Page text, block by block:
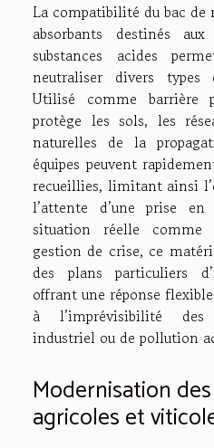
La compatibilité du bac de
absorbants destinés
substances acides
neutraliser divers types
Utilisé comme barrière
protège les sols, les
naturelles de la
équipes peuvent
recueillies, limitant ainsi
l’attente d’une prise en
situation réelle comme
gestion de crise, ce
des plans particuliers
offrant une réponse
à l’imprévisibilité des
industriel ou de pollution
Modernisation
agricoles et